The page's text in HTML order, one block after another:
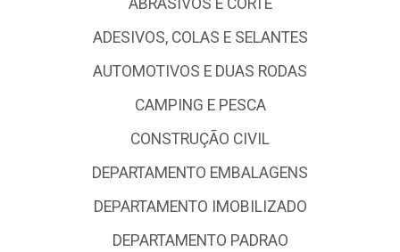
ABRASIVOS E CORTE
ADESIVOS, COLAS E SELANTES
AUTOMOTIVOS E DUAS RODAS
CAMPING E PESCA
CONSTRUÇÃO CIVIL
DEPARTAMENTO EMBALAGENS
DEPARTAMENTO IMOBILIZADO
DEPARTAMENTO PADRAO